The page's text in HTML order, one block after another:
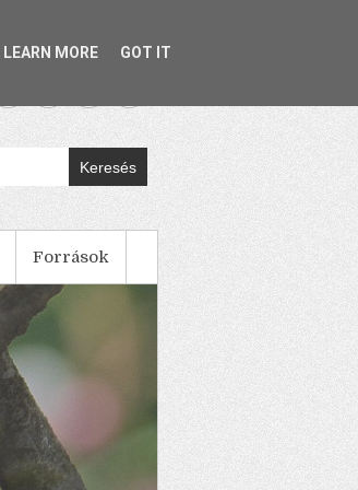
Keresés
Források
LEARN MORE GOT IT